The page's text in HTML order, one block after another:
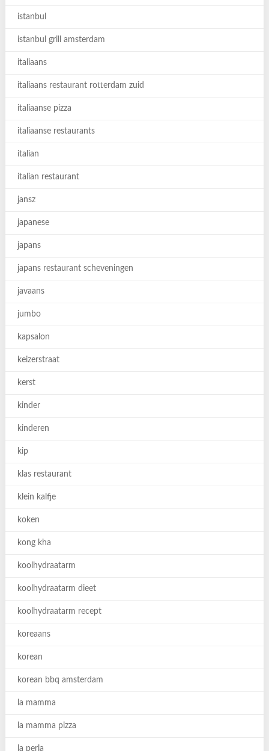
istanbul
istanbul grill amsterdam
italiaans
italiaans restaurant rotterdam zuid
italiaanse pizza
italiaanse restaurants
italian
italian restaurant
jansz
japanese
japans
japans restaurant scheveningen
javaans
jumbo
kapsalon
keizerstraat
kerst
kinder
kinderen
kip
klas restaurant
klein kalfje
koken
kong kha
koolhydraatarm
koolhydraatarm dieet
koolhydraatarm recept
koreaans
korean
korean bbq amsterdam
la mamma
la mamma pizza
la perla